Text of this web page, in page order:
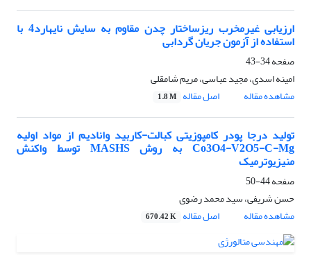
ارزیابی غیرمخرب ریزساختار چدن مقاوم به سایش نایهارد4 با
استفاده از آزمون جریان گردابی
صفحه34-43
امینه اسدی، مجید عباسی، مریم شامقلی
مشاهده مقاله
اصل مقاله 1.8 M
تولید درجا پودر کامپوزیتی کبالت-کاربید وانادیم از مواد اولیه
Co3O4-V2O5-C-Mg به روش MASHS توسط واکنش
منیزیوترمیک
صفحه44-50
حسن شریفی، سید محمد رضوی
مشاهده مقاله
اصل مقاله 670.42 K